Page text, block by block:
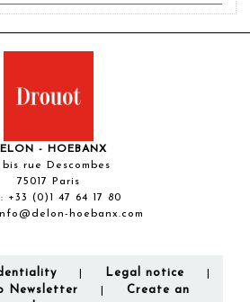
- HOEBANX
bis rue Descombes
75017 Paris
+33 (0)1 47 64 17 80
hoebanx.com
Legal notice
Newsletter
Create an